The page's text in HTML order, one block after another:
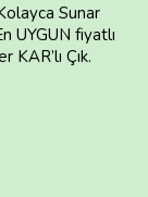
Sunar
UYGUN fiyatlı
Çık.